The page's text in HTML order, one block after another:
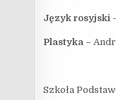
Język rosyjski
Plastyka –
Szkoła